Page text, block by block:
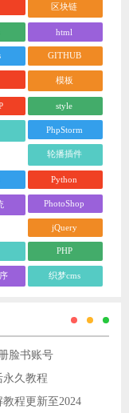
区块链
html
GITHUB
模板
style
PhpStorm
轮播插件
Python
PhotoShop
jQuery
PHP
织梦cms
脸书账号
永久教程
程更新至2024